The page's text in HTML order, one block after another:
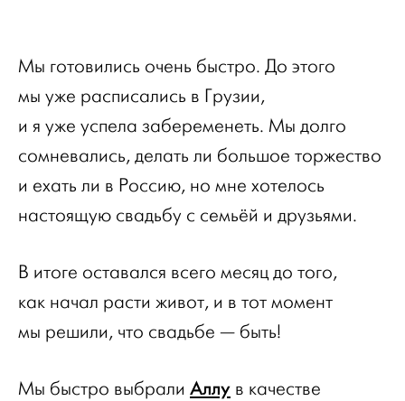
Мы готовились очень быстро. До этого
мы уже расписались в Грузии,
и я уже успела забеременеть. Мы долго
сомневались, делать ли большое торжество
и ехать ли в Россию, но мне хотелось
настоящую свадьбу с семьёй и друзьями.
В итоге оставался всего месяц до того,
как начал расти живот, и в тот момент
мы решили, что свадьбе — быть!
Мы быстро выбрали Аллу в качестве